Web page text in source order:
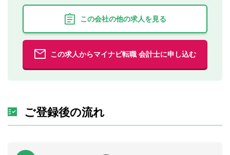
この会社の他の求人を見る
この求人からマイナビ転職 会計士に申し込む
ご登録後の流れ